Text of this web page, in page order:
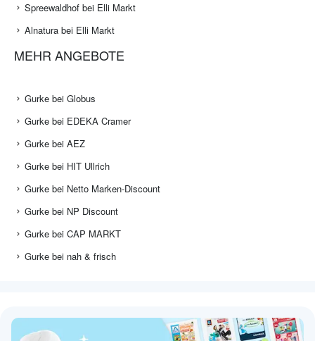
Spreewaldhof bei Elli Markt
Alnatura bei Elli Markt
MEHR ANGEBOTE
Gurke bei Globus
Gurke bei EDEKA Cramer
Gurke bei AEZ
Gurke bei HIT Ullrich
Gurke bei Netto Marken-Discount
Gurke bei NP Discount
Gurke bei CAP MARKT
Gurke bei nah & frisch